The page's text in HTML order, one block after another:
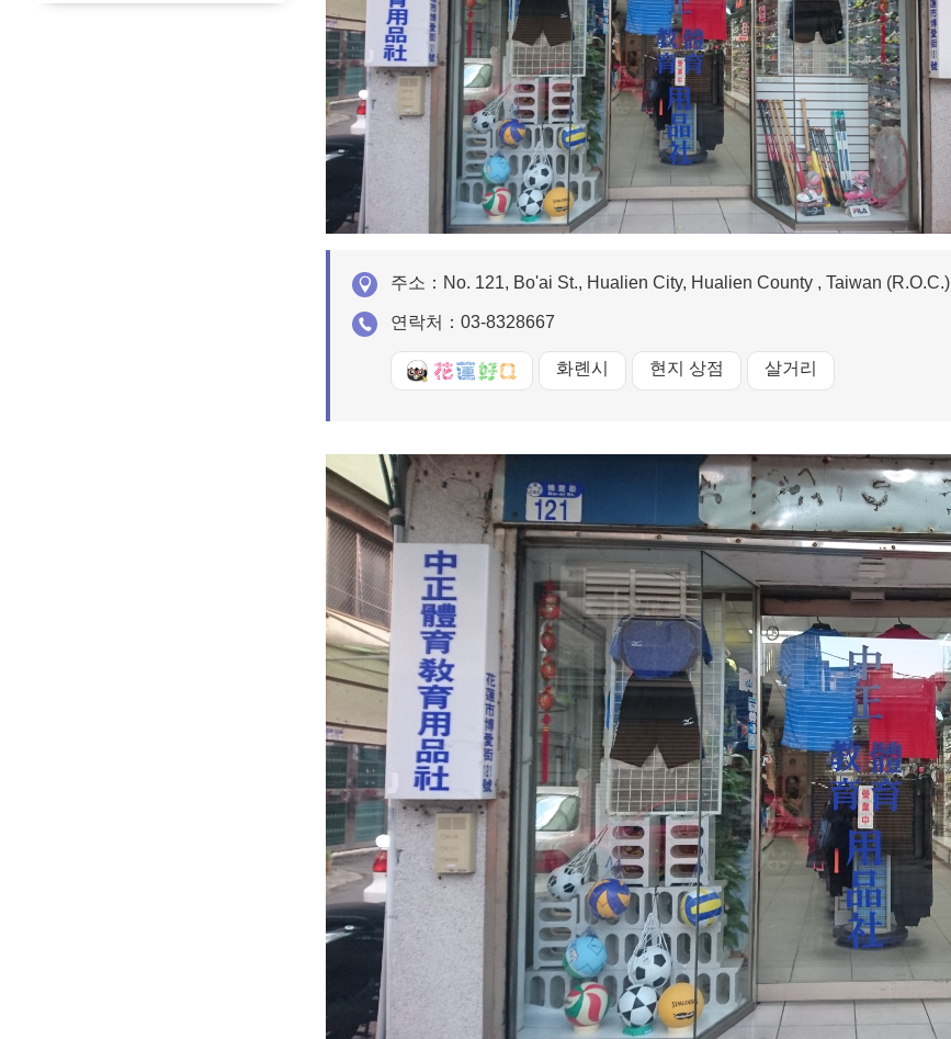
주소： No. 121, Bo'ai St., Hualien City, Hualien County , Taiwan (R.O.C.)
연락처： 03-8328667
好Q 화롄시 현지 상점 살거리